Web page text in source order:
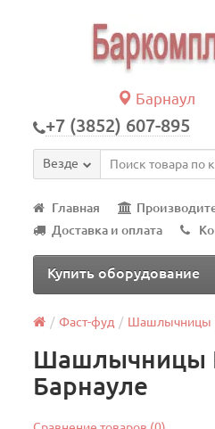
Барнаул
+7 (3852) 607-895
Везде
Главная
Доставка и оплата
Купить оборудование
Фаст-фуд Шашлычницы
Шашлычницы
Барнауле